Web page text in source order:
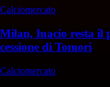
Calciomercato
Milan, Inacio resta il
cessione di Tomori
Calciomercato